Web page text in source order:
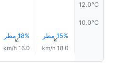
12.0°C
10.0°C
15% مطر↑
18.0 km/h
18% مطر↑
16.0 km/h